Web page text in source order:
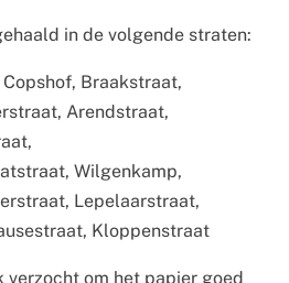
in de volgende straten:
Braakstraat,
Arendstraat,
Wilgenkamp,
Lepelaarstraat,
Kloppenstraat
verzocht om het papier goed